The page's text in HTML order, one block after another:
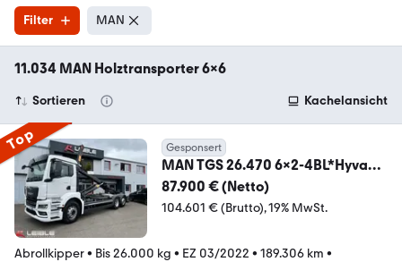
Filter MAN
11.034 MAN Holztransporter 6x6
Sortieren Kachelansicht
Top Gesponsert
MAN TGS 26.470 6x2-4BL*Hyva
Haken*189 TKM*Kamera*
87.900 € (Netto)
104.601 € (Brutto) 19% MwSt.
Abrollkipper• Bis 26.000 kg • EZ 03/2022 • 189.306 km •